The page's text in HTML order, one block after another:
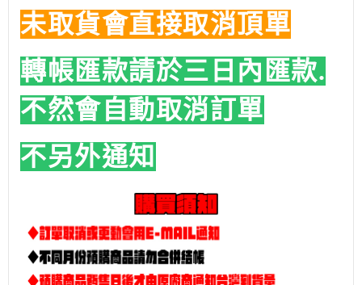
未取貨會直接取消頂單
轉帳匯款請於三日內匯款.
不然會自動取消訂單
不另外通知